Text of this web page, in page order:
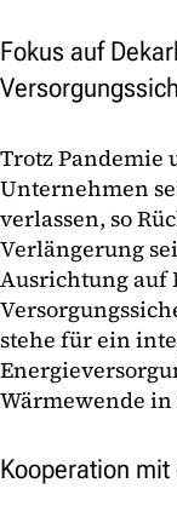
Fokus auf
Trotz Pandemie
Unternehmen
verlassen, so
Verlängerung
Ausrichtung auf
stehe für ein
Wärmewende
Kooperation